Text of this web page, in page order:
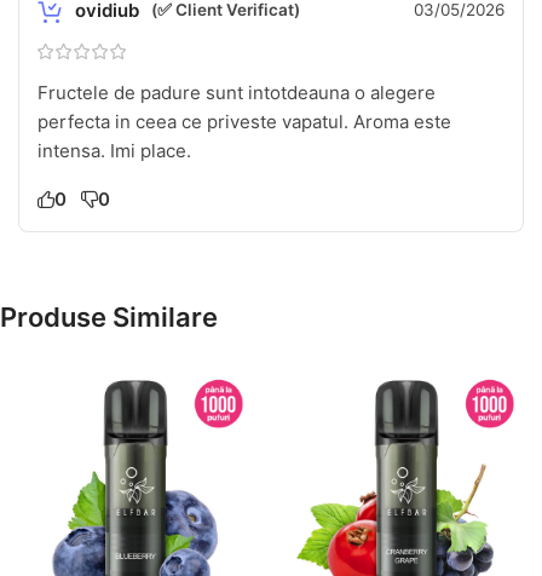
ovidiub (✅ Client Verificat) 03/05/2026
Fructele de padure sunt intotdeauna o alegere
perfecta in ceea ce priveste vapatul. Aroma este
intensa. Imi place.
0 0
Produse Similare